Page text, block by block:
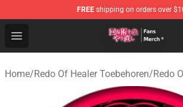
FREE shipping on orders over
Open menu
Redo Of Healer Store - Official
Home/Redo Of Healer Toebehoren/Redo